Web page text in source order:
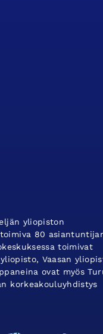
yliopiston
80
toimivat
Vaasan
ovat myös
korkeakouluyhdistys